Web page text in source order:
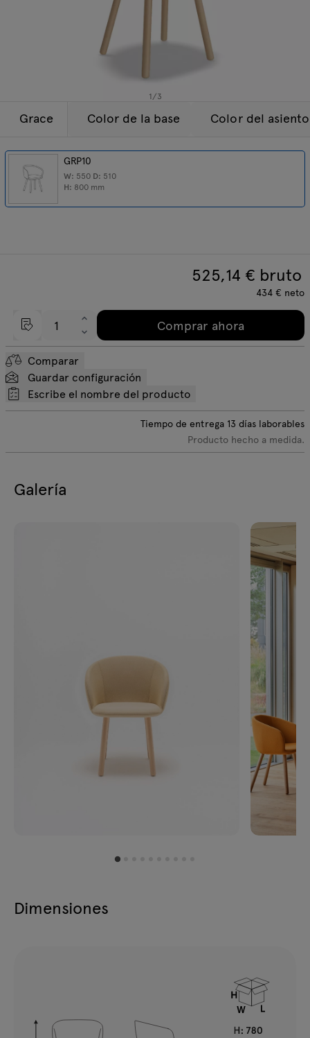
1/3
Grace
GRP10
W: 550 D: 510
H: 800 mm
Color de la base Color del asiento
525,14 € bruto
434€ neto
Comprar ahora
Comparar
Guardar configuración
Escribe el nombre del producto
Tiempo de entrega 13 días laborables
Producto hecho a medida.
Galería
Dimensiones